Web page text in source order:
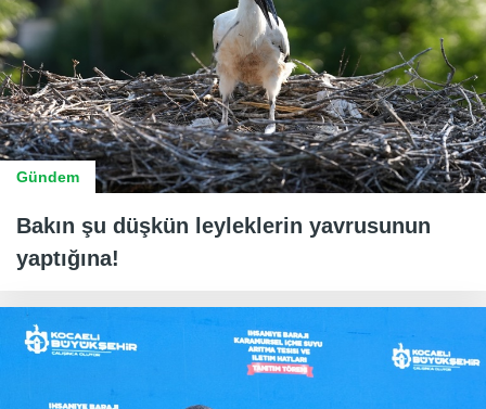
Gündem
Bakın şu düşkün leyleklerin yavrusunun
yaptığına!